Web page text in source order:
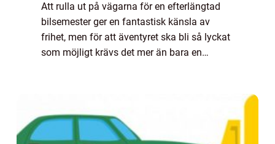
Att rulla ut på vägarna för en efterlängtad
bilsemester ger en fantastisk känsla av
frihet, men för att äventyret ska bli så lyckat
som möjligt krävs det mer än bara en